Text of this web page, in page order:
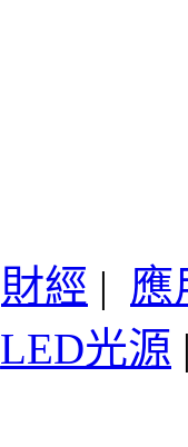
財經 | 應
LED光源